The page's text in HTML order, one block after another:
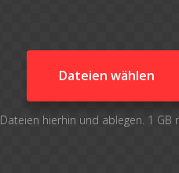
Dateien wählen
Dateien hierhin und ablegen. 1